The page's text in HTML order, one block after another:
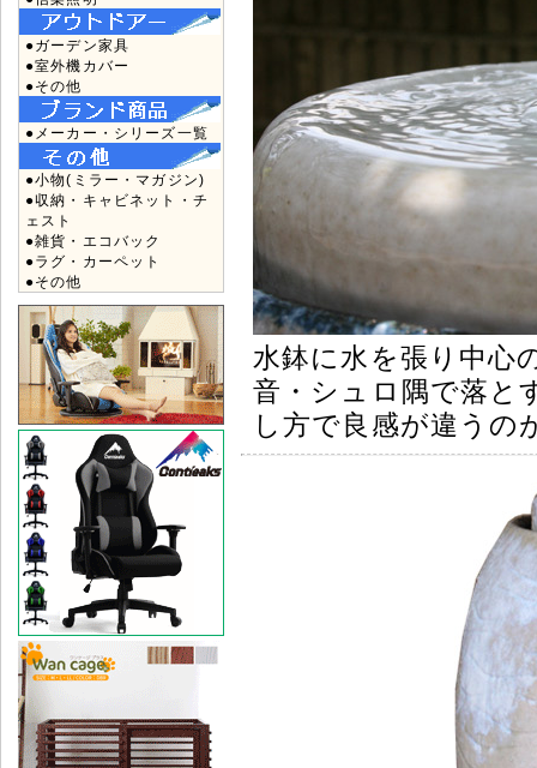
●ガーデン家具
●室外機カバー
●その他
●メーカー・シリーズ一覧
●小物(ミラー・マガジン)
●収納・キャビネット・チ
ェスト
●雑貨・エコバック
●ラグ・カーペット
●その他
水鉢に水を張り中心
音・シュロ隅で落と
し方で良感が違うの